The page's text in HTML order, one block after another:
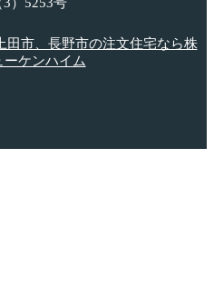
）5253号
田市、長野市の注文住宅なら株
ーケンハイム